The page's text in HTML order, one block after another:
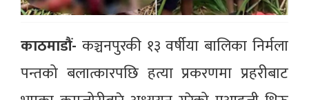
काठमाडौं- कञ्चनपुरकी १३ वर्षीया बालिका निर्मला
पन्तको बलात्कारपछि हत्या प्रकरणमा प्रहरीबाट